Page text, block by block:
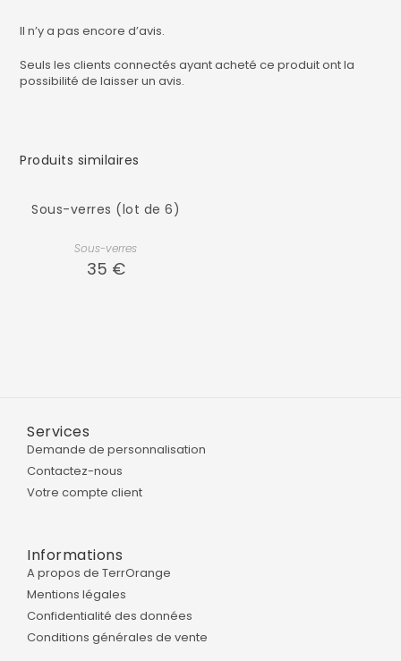
Il n’y a pas encore d’avis.
Seuls les clients connectés ayant acheté ce produit ont la
possibilité de laisser un avis.
Produits similaires
Sous-verres (lot de 6)
Sous-verres
35 €
Services
Demande de personnalisation
Contactez-nous
Votre compte client
Informations
A propos de TerrOrange
Mentions légales
Confidentialité des données
Conditions générales de vente